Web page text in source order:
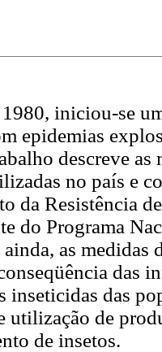
1980, iniciou-se
epidemias
descreve
no país e
da Resistência
do Programa
as
das
inseticidas das
utilização de
de insetos.